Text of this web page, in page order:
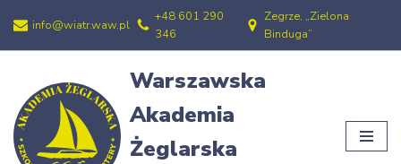
Przejdź
treści
info@wiatr.waw.pl
+48 601 290
346
Zegrze, „Zielona
Binduga”
Warszawska
Akademia
Żeglarska